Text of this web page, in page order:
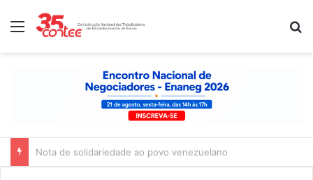
Menu
Nota de solidariedade ao povo venezuelano